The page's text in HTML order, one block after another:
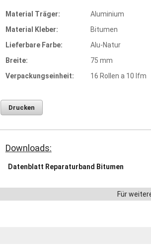
Material Träger:
Aluminium
Material Kleber:
Bitumen
Lieferbare Farbe:
Alu-Natur
Breite:
75 mm
Verpackungseinheit:
16 Rollen a 10 lfm
Drucken
Downloads:
Datenblatt Reparaturband Bitumen
Für